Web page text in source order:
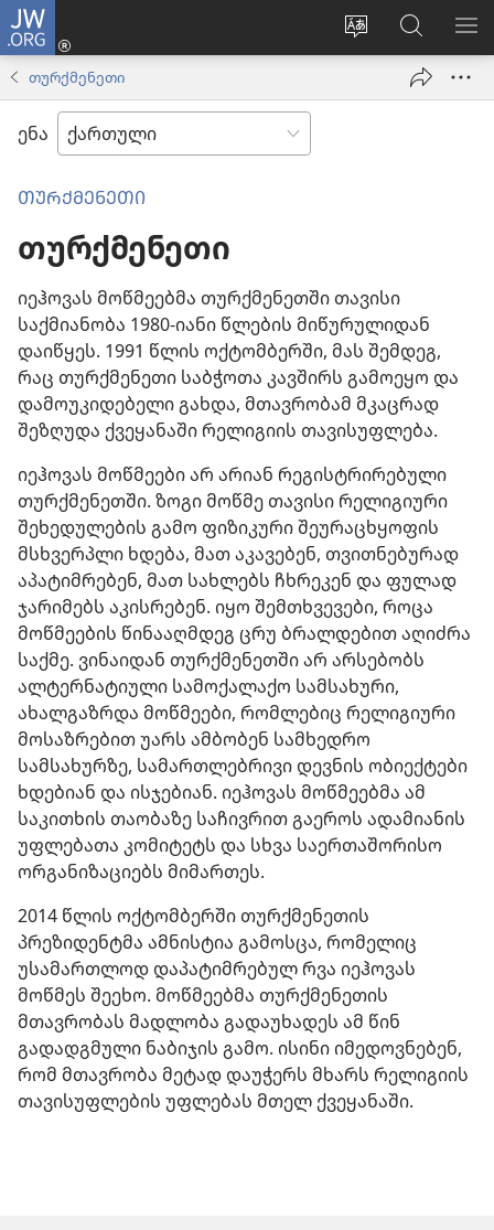
JW.ORG
ვებსაიტის
შეცვლა
შესვლა
(გაიხსნება
ფანჯარა)
ძებნა
JW.ORG
თურქმენეთი
ენა
ᲗᲣᲠᲥᲛᲔᲜᲔᲗᲘ
თურქმენეთი
იეჰოვას მოწმეებმა თურქმენეთში თავისი
საქმიანობა 1980-იანი წლების მიწურულიდან
დაიწყეს. 1991 წლის ოქტომბერში, მას შემდეგ,
რაც თურქმენეთი საბჭოთა კავშირს გამოეყო და
დამოუკიდებელი გახდა, მთავრობამ მკაცრად
შეზღუდა ქვეყანაში რელიგიის თავისუფლება.
იეჰოვას მოწმეები არ არიან რეგისტრირებული
თურქმენეთში. ზოგი მოწმე თავისი რელიგიური
შეხედულების გამო ფიზიკური შეურაცხყოფის
მსხვერპლი ხდება, მათ აკავებენ, თვითნებურად
აპატიმრებენ, მათ სახლებს ჩხრეკენ და ფულად
ჯარიმებს აკისრებენ. იყო შემთხვევები, როცა
მოწმეების წინააღმდეგ ცრუ ბრალდებით აღიძრა
საქმე. ვინაიდან თურქმენეთში არ არსებობს
ალტერნატიული სამოქალაქო სამსახური,
ახალგაზრდა მოწმეები, რომლებიც რელიგიური
მოსაზრებით უარს ამბობენ სამხედრო
სამსახურზე, სამართლებრივი დევნის ობიექტები
ხდებიან და ისჯებიან. იეჰოვას მოწმეებმა ამ
საკითხის თაობაზე საჩივრით გაეროს ადამიანის
უფლებათა კომიტეტს და სხვა საერთაშორისო
ორგანიზაციებს მიმართეს.
2014 წლის ოქტომბერში თურქმენეთის
პრეზიდენტმა ამნისტია გამოსცა, რომელიც
უსამართლოდ დაპატიმრებულ რვა იეჰოვას
მოწმეს შეეხო. მოწმეებმა თურქმენეთის
მთავრობას მადლობა გადაუხადეს ამ წინ
გადადგმული ნაბიჯის გამო. ისინი იმედოვნებენ,
რომ მთავრობა მეტად დაუჭერს მხარს რელიგიის
თავისუფლების უფლებას მთელ ქვეყანაში.